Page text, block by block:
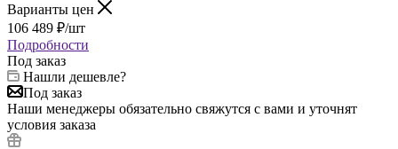
Варианты цен
106 489 ₽/шт
Подробности
Под заказ
Нашли дешевле?
Под заказ
Наши менеджеры обязательно свяжутся с вами и уточнят
условия заказа